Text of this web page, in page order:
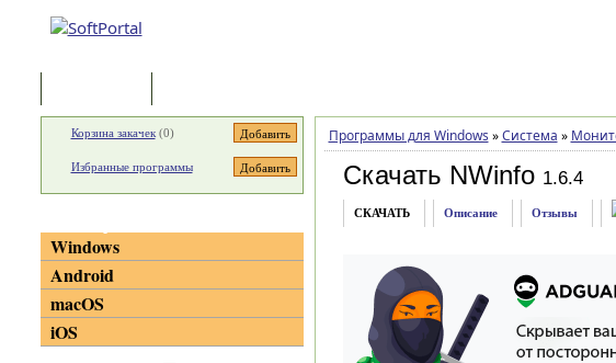
Программы для Windows » Система »
Скачать NWinfo 1.6.4
СКАЧАТЬ Описание Отзывы
Корзина закачек(0)
Избранные программы
Windows
Android
macOS
iOS